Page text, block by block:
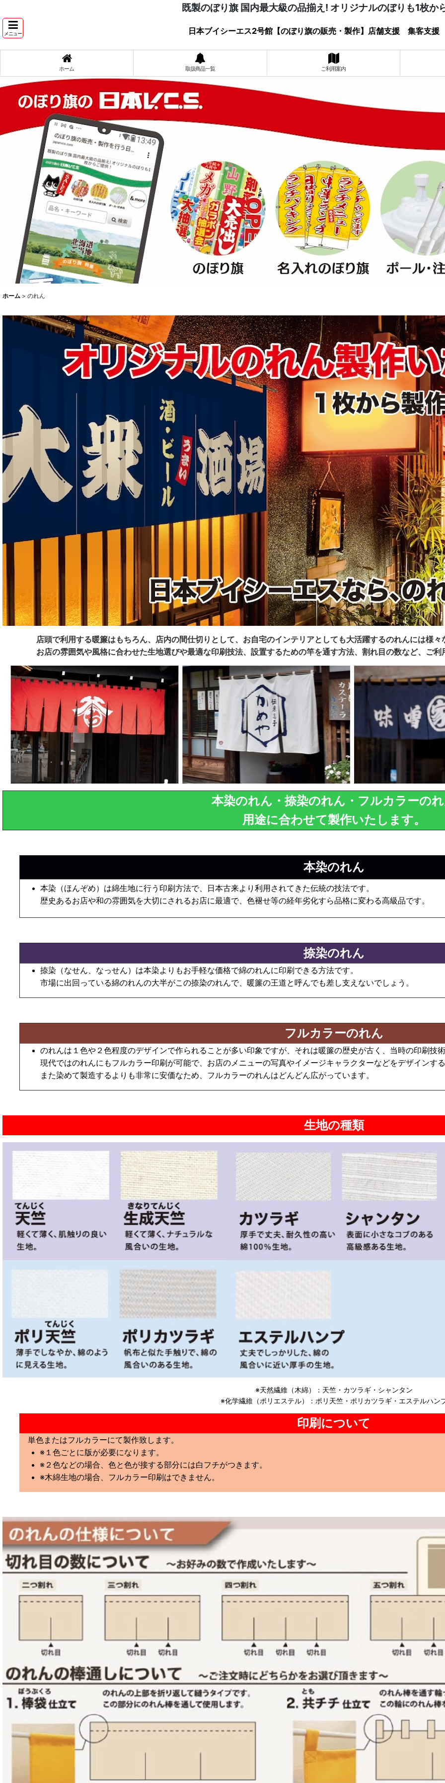
既製のぼり旗 国内最大級の品揃え! オリジナルのぼりも1枚か
メニュー 日本ブイシーエス2号館【のぼり旗の販売・製作】店舗支援 集客支
ホーム 取扱商品一覧 ご利用案内
ホーム > のれん
店頭で利用する暖簾はもちろん、店内の間仕切りとして、お自宅のインテリアとしても大活躍するのれんには様々
お店の雰囲気や風格に合わせた生地選びや最適な印刷技法、設置するための竿を通す方法、割れ目の数など、ご
本染のれん・捺染のれん・フルカラーの
用途に合わせて製作いたします。
本染のれん
本染（ほんぞめ）は綿生地に行う印刷方法で、日本古来より利用されてきた伝統の技法です。
歴史あるお店や和の雰囲気を大切にされるお店に最適で、色褪せ等の経年劣化すら品格に変わる高級品です。
捺染のれん
捺染（なせん、なっせん）は本染よりもお手軽な価格で綿のれんに印刷できる方法です。
市場に出回っている綿のれんの大半がこの捺染のれんで、暖簾の王道と呼んでも差し支えないでしょう。
フルカラーのれん
のれんは１色や２色程度のデザインで作られることが多い印象ですが、それは暖簾の歴史が古く、当時の印刷技
現代ではのれんにもフルカラー印刷が可能で、お店のメニューの写真やイメージキャラクターなどをデザインす
また染めて製造するよりも非常に安価なため、フルカラーのれんはどんどん広がっています。
生地の種類
※天然繊維（木綿）：天竺・カツラギ・シャンタン
※化学繊維（ポリエステル）：ポリ天竺・ポリカツラギ・エステルハン
印刷について
単色またはフルカラーにて製作致します。
※１色ごとに版が必要になります。
※２色などの場合、色と色が接する部分には白フチがつきます。
※木綿生地の場合、フルカラー印刷はできません。